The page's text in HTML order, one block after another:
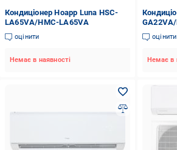
Кондиціонер Hoapp Luna HSC-
LA65VA/HMC-LA65VA
оцінити
Немає в наявності
оцінити
Немає в